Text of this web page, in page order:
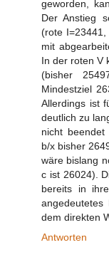
geworden,
Der Anstieg
(rote
mit
In der roten V
(bisher
Mindestziel
Allerdings ist
deutlich zu
nicht beendet
b/x bisher
wäre bislang
c ist 26024).
bereits in
dem direkten
Antworten